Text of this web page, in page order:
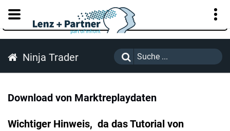
KUNDENPORTAL
Ninja Trader
Download von Marktreplaydaten
Wichtiger Hinweis, da das Tutorial von